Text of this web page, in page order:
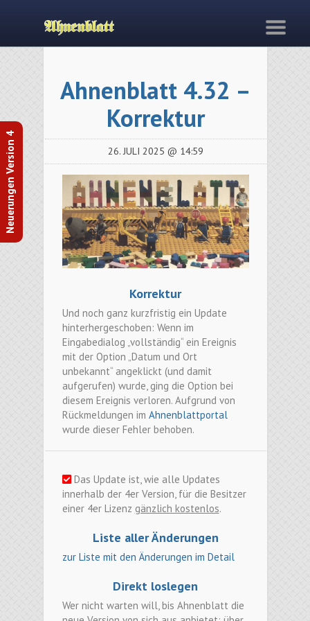
Ahnenblatt 4.32 –
Korrektur
26. JULI 2025 @ 14:59
Korrektur
Und noch ganz kurzfristig ein Update
hinterhergeschoben: Wenn im
Eingabedialog „vollständig“ ein Ereignis
mit der Option „Datum und Ort
unbekannt“ angeklickt (und damit
aufgerufen) wurde, ging die Option bei
diesem Ereignis verloren. Aufgrund von
Rückmeldungen im Ahnenblattportal
wurde dieser Fehler behoben.
Das Update ist, wie alle Updates
innerhalb der 4er Version, für die Besitzer
einer 4er Lizenz gänzlich kostenlos.
Liste aller Änderungen
zur Liste mit den Änderungen im Detail
Direkt loslegen
Wer nicht warten will, bis Ahnenblatt die
Neuerungen Version 4